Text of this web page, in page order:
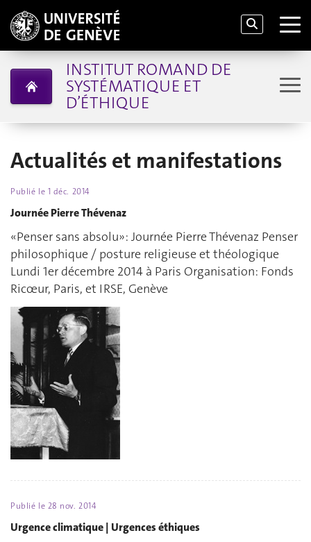
INSTITUT ROMAND DE
SYSTÉMATIQUE ET
D’ÉTHIQUE
Actualités et manifestations
Publié le 1 déc. 2014
Journée Pierre Thévenaz
«Penser sans absolu»: Journée Pierre Thévenaz Penser
philosophique / posture religieuse et théologique
Lundi 1er décembre 2014 à Paris Organisation: Fonds
Ricœur, Paris, et IRSE, Genève
Publié le 28 nov. 2014
Urgence climatique | Urgences éthiques